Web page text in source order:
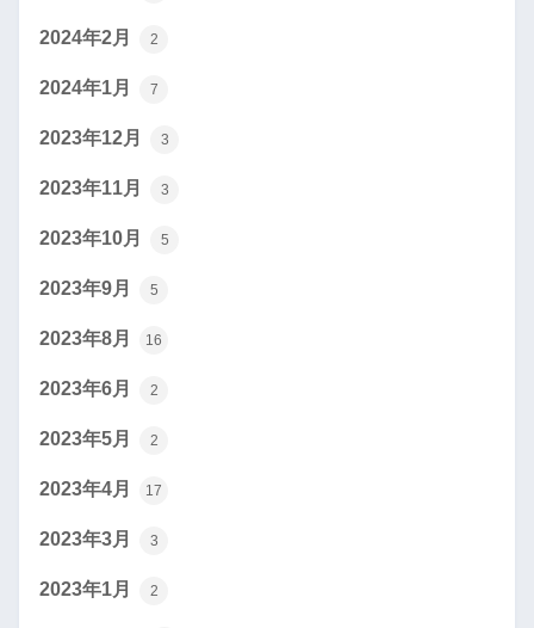
2024年2月 2
2024年1月 7
2023年12月 3
2023年11月 3
2023年10月 5
2023年9月 5
2023年8月 16
2023年6月 2
2023年5月 2
2023年4月 17
2023年3月 3
2023年1月 2